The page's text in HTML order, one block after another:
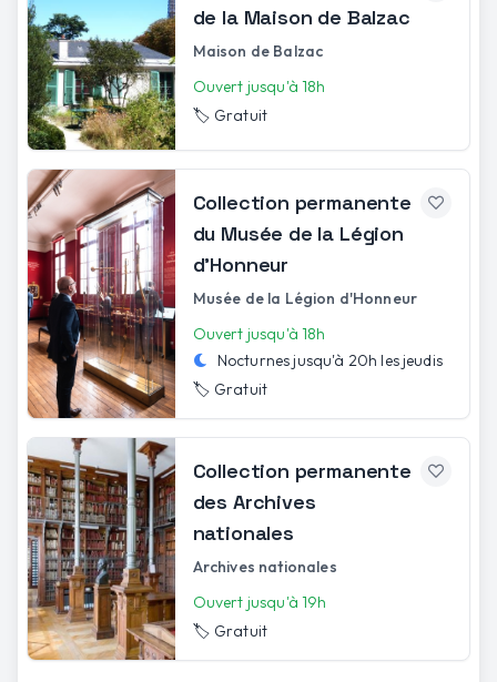
de la Maison de Balzac
Maison de Balzac
Ouvert jusqu'à 18h
🏷️ Gratuit
Collection permanente
du Musée de la Légion
d'Honneur
Musée de la Légion d'Honneur
Ouvert jusqu'à 18h
Nocturnes jusqu'à 20h les jeudis
🏷️ Gratuit
Collection permanente
des Archives
nationales
Archives nationales
Ouvert jusqu'à 19h
🏷️ Gratuit